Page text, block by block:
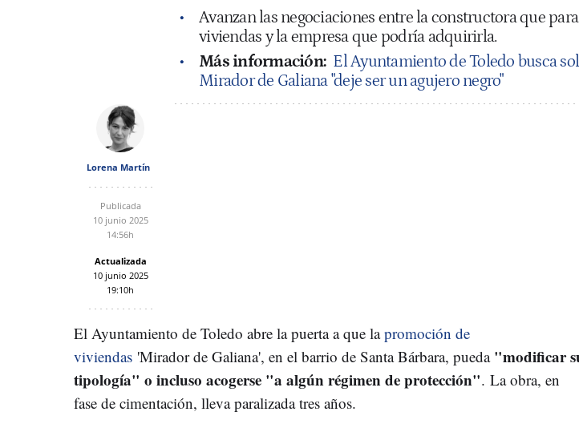
Avanzan las negociaciones entre la constructora que
viviendas y la empresa que podría adquirirla.
Más información: El Ayuntamiento de Toledo busca
Mirador de Galiana "deje ser un agujero negro"
Lorena Martín
Publicada
10 junio 2025
14:56h
Actualizada
10 junio 2025
19:10h
El Ayuntamiento de Toledo abre la puerta a que lapromoción de
viviendas 'Mirador de Galiana', en el barrio de Santa Bárbara, pueda "modificar
tipología" o incluso acogerse "a algún régimen de protección". La obra, en
fase de cimentación, lleva paralizada tres años.